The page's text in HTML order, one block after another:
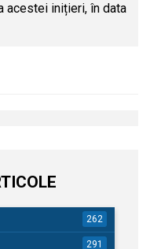
acestei inițieri, în data
262
291